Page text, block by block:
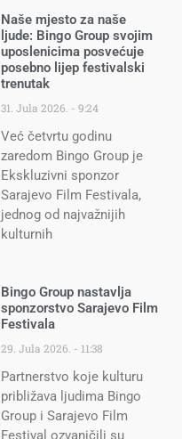
Naše mjesto za naše
ljude: Bingo Group svojim
uposlenicima posvećuje
posebno lijep festivalski
trenutak
31. Jula 2026. 9:24
Već četvrtu godinu
zaredom Bingo Group je
Ekskluzivni sponzor
Sarajevo Film Festivala,
jednog od najvažnijih
kulturnih
Bingo Group nastavlja
sponzorstvo Sarajevo Film
Festivala
29. Jula 2026. 11:38
Partnerstvo koje kulturu
približava ljudima Bingo
Group i Sarajevo Film
Festival ozvaničili su